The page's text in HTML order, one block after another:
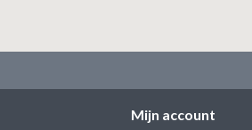
Mijn account